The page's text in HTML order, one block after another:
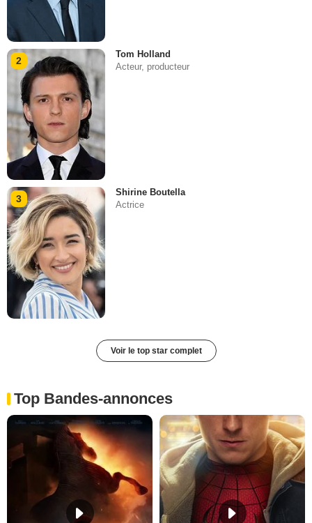
2
Tom Holland
Acteur, producteur
3
Shirine Boutella
Actrice
Voir le top star complet
Top Bandes-annonces